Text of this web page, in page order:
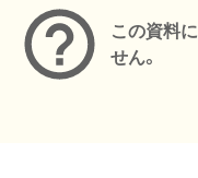
この資料
せん。